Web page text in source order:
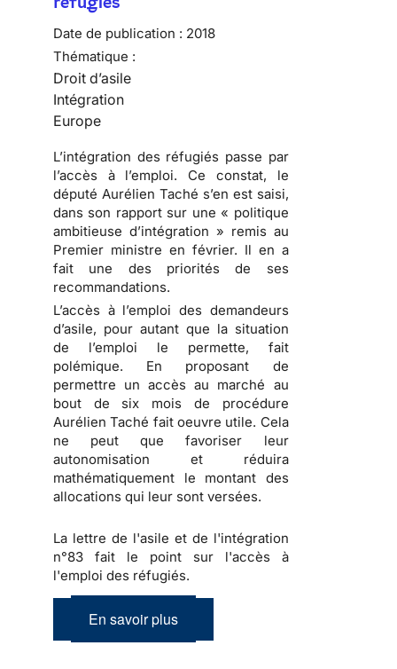
Date de publication : 2018
Thématique :
Droit d’asile
Intégration
Europe
L’intégration des réfugiés passe par
l’accès à l’emploi. Ce constat, le
député Aurélien Taché s’en est saisi,
dans son rapport sur une « politique
ambitieuse d’intégration » remis au
Premier ministre en février. Il en a
fait une des priorités de ses
recommandations.
L’accès à l’emploi des demandeurs
d’asile, pour autant que la situation
de l’emploi le permette, fait
polémique. En proposant de
permettre un accès au marché au
bout de six mois de procédure
Aurélien Taché fait oeuvre utile. Cela
ne peut que favoriser leur
autonomisation et réduira
mathématiquement le montant des
allocations qui leur sont versées.
La lettre de l'asile et de l'intégration
n°83 fait le point sur l'accès à
l'emploi des réfugiés.
En savoir plus